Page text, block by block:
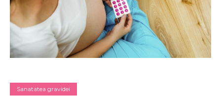
Sanatatea gravidei